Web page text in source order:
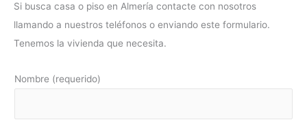
Si busca casa o piso en Almería contacte con nosotros
llamando a nuestros teléfonos o enviando este formulario.
Tenemos la vivienda que necesita.
Nombre (requerido)